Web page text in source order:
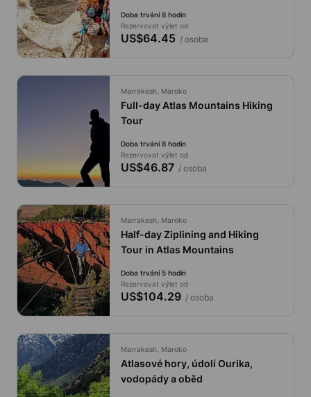
Doba trvání 8 hodin
Rezervovat výlet od
US$64.45/ osoba
Marrakesh, Maroko
Full-day Atlas Mountains Hiking
Tour
Doba trvání 8 hodin
Rezervovat výlet od
US$46.87/ osoba
Marrakesh, Maroko
Half-day Ziplining and Hiking
Tour in Atlas Mountains
Doba trvání 5 hodin
Rezervovat výlet od
US$104.29/ osoba
Marrakesh, Maroko
Atlasové hory, údolí Ourika,
vodopády a oběd